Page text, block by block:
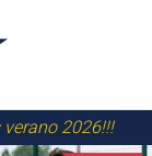
verano 2026!!!